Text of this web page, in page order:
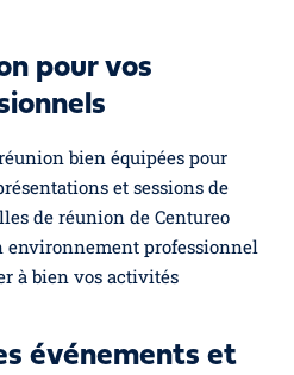
pour vos
bien équipées pour
et sessions de
de réunion de Centureo
environnement professionnel
à bien vos activités
événements et